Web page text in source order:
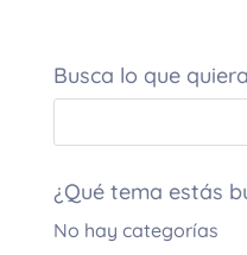
Busca lo que
¿Qué tema estás
No hay categorías